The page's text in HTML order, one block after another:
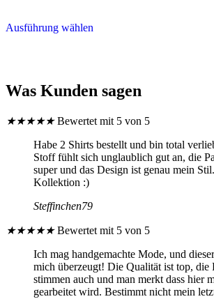
Ausführung wählenProdukt
Die
Optionen
können
auf
der
Produktseite
gewählt
werden
Was Kunden sagen
★★★★★ Bewertet mit 5 von 5
Habe 2 Shirts bestellt und bin total
Stoff fühlt sich unglaublich gut an, die
super und das Design ist genau mein
Kollektion :)
Steffinchen79
★★★★★ Bewertet mit 5 von 5
Ich mag handgemachte Mode, und
mich überzeugt! Die Qualität ist top, die
stimmen auch und man merkt dass hier
gearbeitet wird. Bestimmt nicht mein